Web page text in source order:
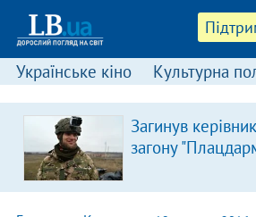
Українське кіно Культурна
Загинув
загону